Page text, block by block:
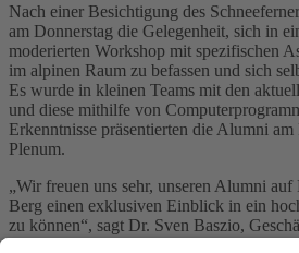
Nach einer Besichtigung des
am Donnerstag die Gelegenheit, sich in
moderierten Workshop mit spezifischen
im alpinen Raum zu befassen und sich
Es wurde in kleinen Teams mit den
und diese mithilfe von
Erkenntnisse präsentierten die Alumni
Plenum.
„Wir freuen uns sehr, unseren Alumni auf
Berg einen exklusiven Einblick in ein
zu können“, sagt Dr. Sven Baszio,